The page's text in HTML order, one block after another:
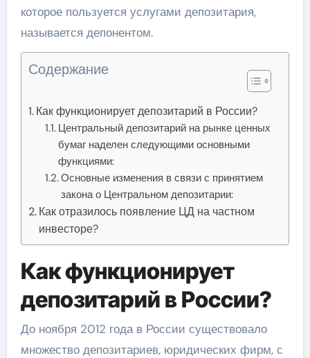
которое пользуется услугами депозитария,
называется депонентом.
Содержание
Как функционирует депозитарий в России?
Центральный депозитарий на рынке ценных
бумаг наделен следующими основными
функциями:
Основные изменения в связи с принятием
закона о Центральном депозитарии:
Как отразилось появление ЦД на частном
инвесторе?
Как функционирует
депозитарий в России?
До ноября 2012 года в России существовало
множество депозитариев, юридических фирм, с